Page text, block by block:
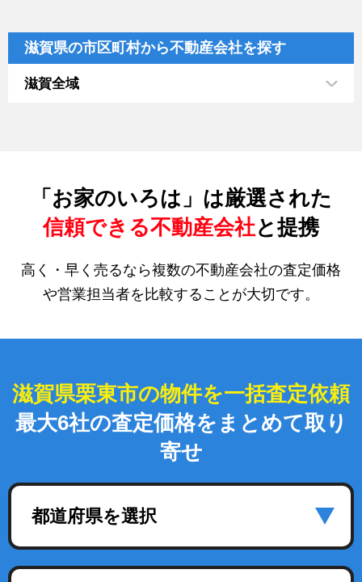
滋賀県の市区町村から不動産会社を探す
滋賀全域
「お家のいろは」は厳選された
信頼できる不動産会社と提携
高く・早く売るなら複数の不動産会社の査定価格
や営業担当者を比較することが大切です。
滋賀県栗東市の物件を一括査定依頼
最大6社の査定価格をまとめて取り
寄せ
都道府県を選択